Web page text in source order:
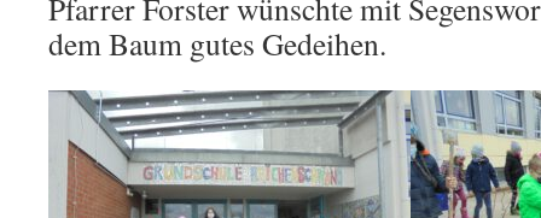
Pfarrer Forster wünschte mit
dem Baum gutes Gedeihen.